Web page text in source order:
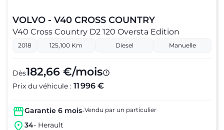
VOLVO - V40 CROSS COUNTRY
V40 Cross Country D2 120 Oversta Edition
2018 125,100 Km Diesel Manuelle
Dès182,66 €/mois
Prix du véhicule : 11 996 €
Garantie 6 mois-Vendu par un particulier
34- Herault